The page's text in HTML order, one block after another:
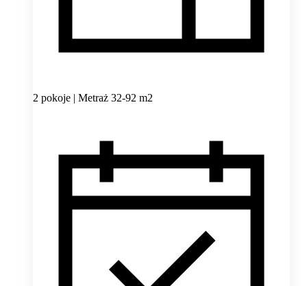
2 pokoje | Metraż 32-92 m2